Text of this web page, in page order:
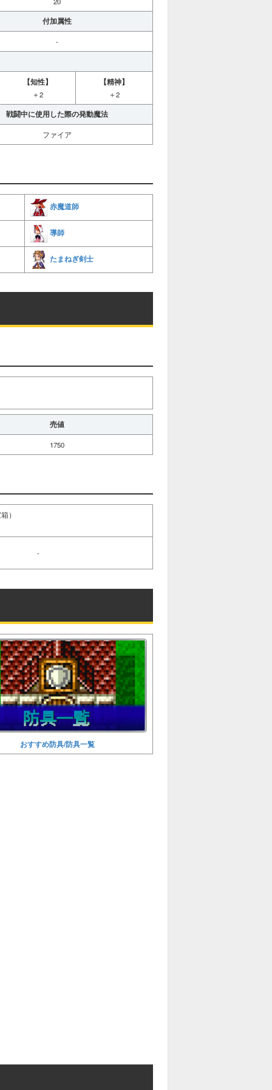
付加属性
-
【知性】
＋2
【精神】
＋2
戦闘中に使用した際の発動魔法
ファイア
赤魔道師
導師
たまねぎ剣士
売値
1750
）
-
おすすめ防具/防具一覧